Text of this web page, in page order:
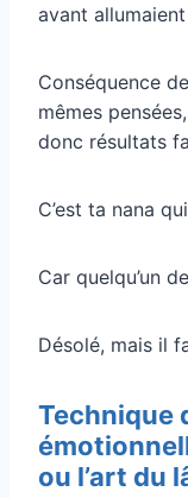
avant
Conséquence
mêmes
donc résultats
C’est ta nana
Car quelqu’un
Désolé, mais il
Technique
ou l’art du